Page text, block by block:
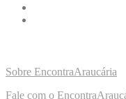
Sobre EncontraAraucária
Fale com o